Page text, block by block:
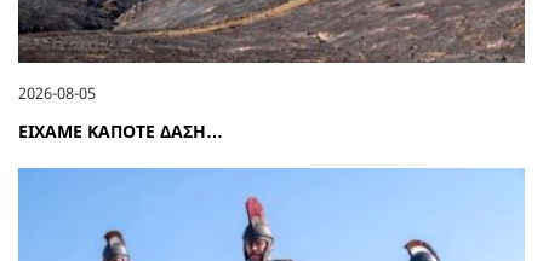
2026-08-05
ΕΙΧΑΜΕ ΚΑΠΟΤΕ ΔΑΣΗ…